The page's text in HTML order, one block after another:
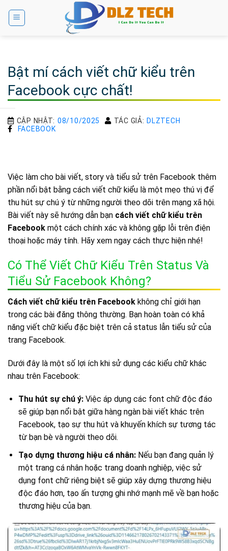
Bật mí cách viết chữ kiểu trên
Facebook cực chất!
CẬP NHẬT: 08/10/2025 TÁC GIẢ: DLZTECH
FACEBOOK
Việc làm cho bài viết, story và tiểu sử trên Facebook thêm
phần nổi bật bằng cách viết chữ kiểu là một mẹo thú vị để
thu hút sự chú ý từ những người theo dõi trên mạng xã hội.
Bài viết này sẽ hướng dẫn bạn cách viết chữ kiểu trên
Facebook một cách chính xác và không gặp lỗi trên điện
thoại hoặc máy tính. Hãy xem ngay cách thực hiện nhé!
Có Thể Viết Chữ Kiểu Trên Status Và
Tiểu Sử Facebook Không?
Cách viết chữ kiểu trên Facebook không chỉ giới hạn
trong các bài đăng thông thường. Bạn hoàn toàn có khả
năng viết chữ kiểu đặc biệt trên cả status lẫn tiểu sử của
trang Facebook.
Dưới đây là một số lợi ích khi sử dụng các kiểu chữ khác
nhau trên Facebook:
Thu hút sự chú ý:Việc áp dụng các font chữ độc đáo
sẽ giúp bạn nổi bật giữa hàng ngàn bài viết khác trên
Facebook, tạo sự thu hút và khuyến khích sự tương tác
từ bạn bè và người theo dõi.
Tạo dựng thương hiệu cá nhân: Nếu bạn đang quản lý
một trang cá nhân hoặc trang doanh nghiệp, việc sử
dụng font chữ riêng biệt sẽ giúp xây dựng thương hiệu
độc đáo hơn, tạo ấn tượng ghi nhớ mạnh mẽ về bạn hoặc
thương hiệu của bạn.